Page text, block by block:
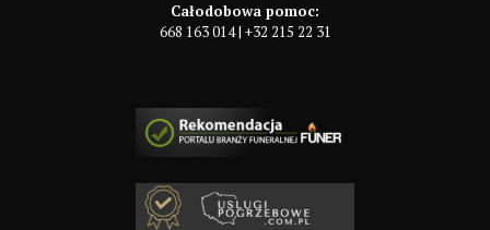
Całodobowa pomoc:
668 163 014| +32 215 22 31